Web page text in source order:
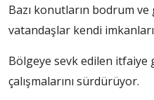
Bazı konutların bodrum
vatandaşlar kendi
Bölgeye sevk edilen itfaiye
çalışmalarını sürdürüyor.